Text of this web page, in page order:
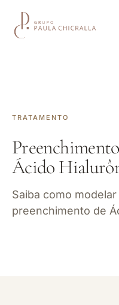
TRATAMENTO
Ácido
Saiba como
preenchimento de